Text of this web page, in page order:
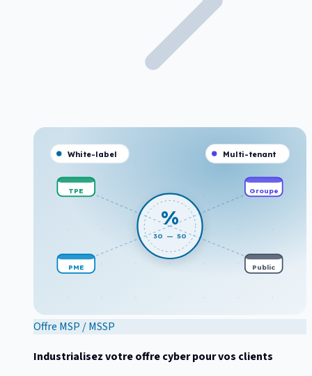
%
30 — 50
TPE
PME
Groupe
Public
White-label Multi-tenant
Offre MSP / MSSP
Industrialisez votre offre cyber pour vos clients